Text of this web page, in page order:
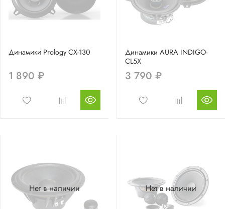
Динамики Prology CX-130
1 890 ₽
Динамики AURA INDIGO-
CL5X
3 790 ₽
Нет в наличии Нет в наличии